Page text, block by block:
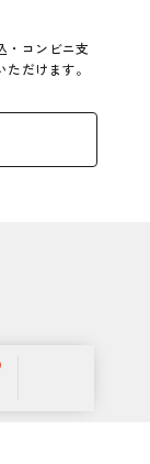
・コンビニ支
だけます。